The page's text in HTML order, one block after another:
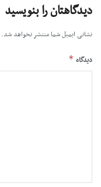
دیدگاهتان را بنویسید
نشانی ایمیل شما منتشر نخواهد شد.
دیدگاه *